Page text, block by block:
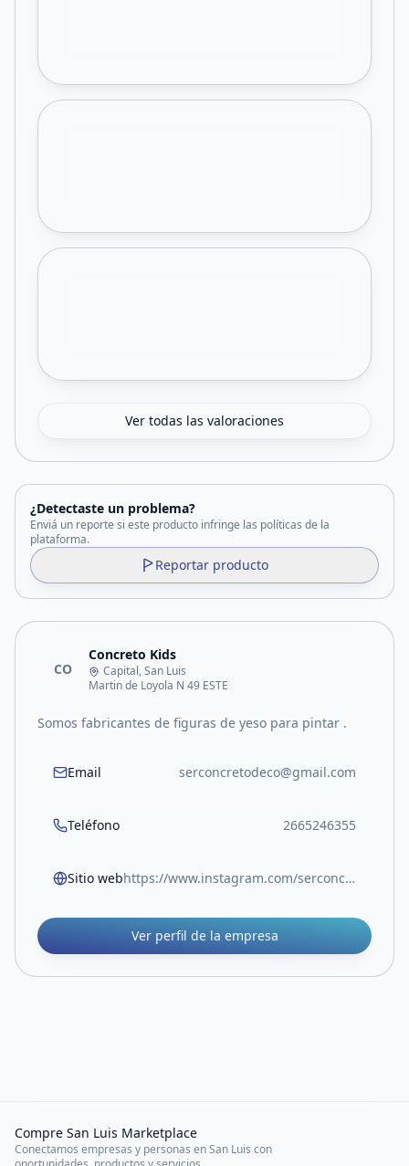
Ver todas las valoraciones
¿Detectaste un problema?
Enviá un reporte si este producto infringe las políticas de la
plataforma.
Reportar producto
CO
Concreto Kids
Capital, San Luis
Martin de Loyola N 49 ESTE
Somos fabricantes de figuras de yeso para pintar .
Email serconcretodeco@gmail.com
Teléfono 2665246355
Sitio web https://www.instagram.com/serconcretodeco?igsh=bHI3cGJ4OWlranF0
Ver perfil de la empresa
Compre San Luis Marketplace
Conectamos empresas y personas en San Luis con